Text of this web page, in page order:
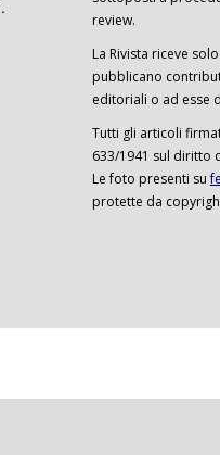
review.
La Rivista riceve
pubblicano
editoriali o ad esse
Tutti gli articoli
633/1941 sul diritto
Le foto presenti su
protette da